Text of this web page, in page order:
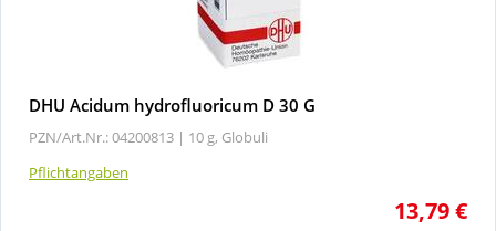
DHU Acidum hydrofluoricum D 30 G
PZN/Art.Nr.: 04200813 | 10 g, Globuli
Pflichtangaben
13,79 €